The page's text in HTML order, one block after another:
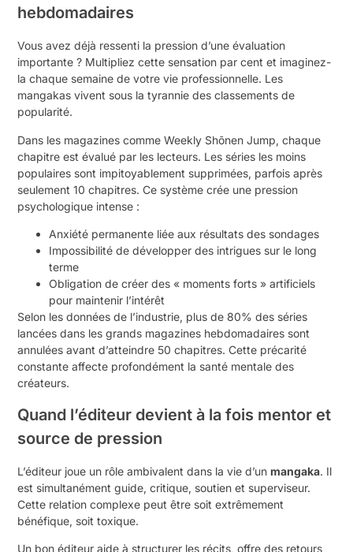
hebdomadaires
Vous avez déjà ressenti la pression d’une évaluation
importante ? Multipliez cette sensation par cent et imaginez-
la chaque semaine de votre vie professionnelle. Les
mangakas vivent sous la tyrannie des classements de
popularité.
Dans les magazines comme Weekly Shōnen Jump, chaque
chapitre est évalué par les lecteurs. Les séries les moins
populaires sont impitoyablement supprimées, parfois après
seulement 10 chapitres. Ce système crée une pression
psychologique intense :
Anxiété permanente liée aux résultats des sondages
Impossibilité de développer des intrigues sur le long
terme
Obligation de créer des « moments forts » artificiels
pour maintenir l’intérêt
Selon les données de l’industrie, plus de 80% des séries
lancées dans les grands magazines hebdomadaires sont
annulées avant d’atteindre 50 chapitres. Cette précarité
constante affecte profondément la santé mentale des
créateurs.
Quand l’éditeur devient à la fois mentor et
source de pression
L’éditeur joue un rôle ambivalent dans la vie d’unmangaka. Il
est simultanément guide, critique, soutien et superviseur.
Cette relation complexe peut être soit extrêmement
bénéfique, soit toxique.
Un bon éditeur aide à structurer les récits, offre des retours